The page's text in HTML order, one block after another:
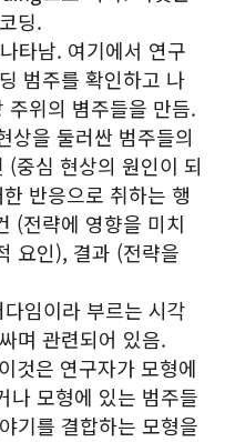
딩.
타남. 여기에서 연구
범주를 확인하고 나
주위의 볌주들을 만듬.
을 둘러싼 범주들의
중심 현상의 원인이 되
반응으로 취하는 행
(전략에 영향을 미치
요인), 결과 (전략을
임이라 부르는 시각
며 관련되어 있음.
것은 연구자가 모형에
나 모형에 있는 범주들
기를 결합하는 모형을